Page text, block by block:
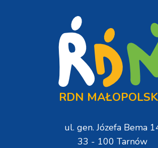
RDN
ul. gen. Józefa Bema
33 - 100 Tarnów